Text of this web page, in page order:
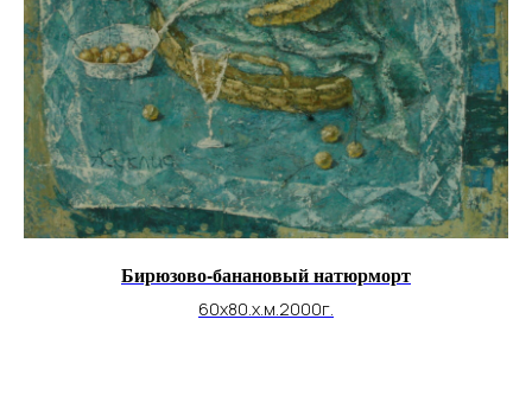
Бирюзово-банановый натюрморт
60х80.х.м.2000г.